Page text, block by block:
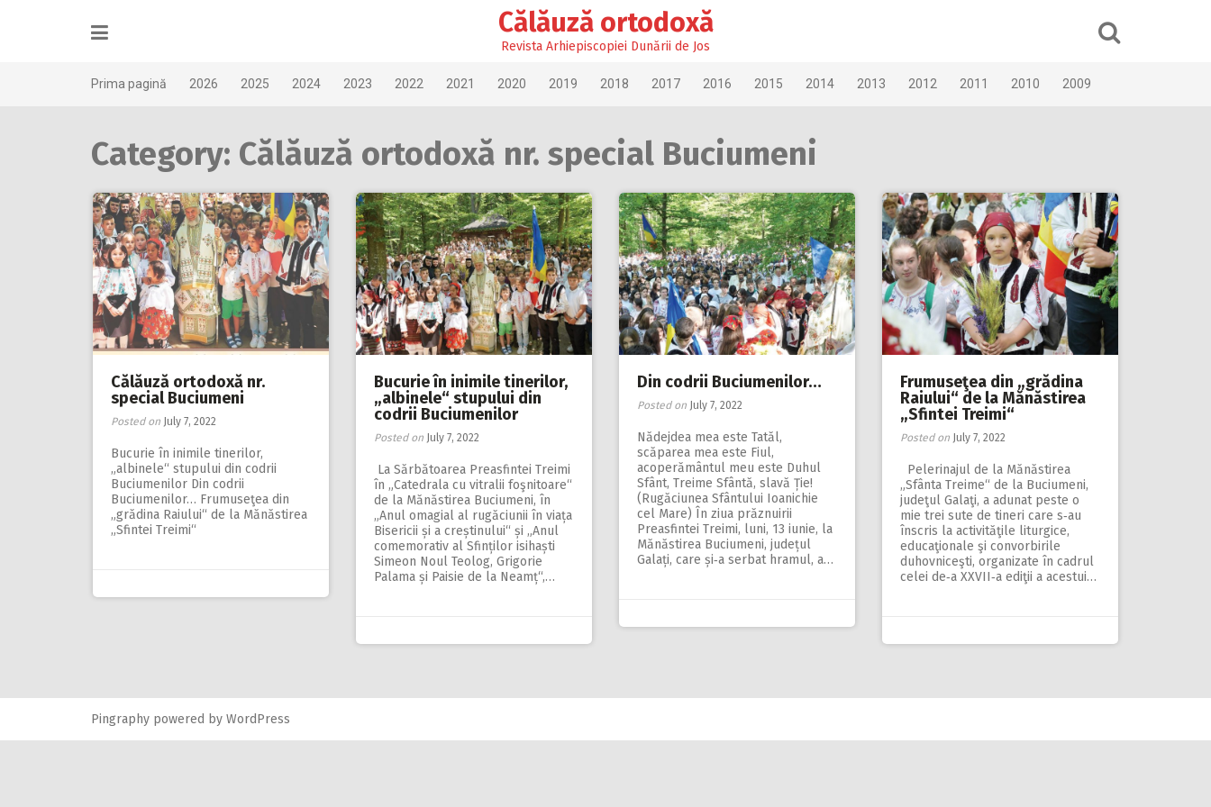
Călăuză ortodoxă
Revista Arhiepiscopiei Dunării de Jos
Prima pagină 2026 2025 2024 2023 2022 2021 2020 2019 2018 2017 2016 2015 2014 2013 2012 2011 2010 2009
Category: Călăuză ortodoxă nr. special Buciumeni
Călăuză ortodoxă nr.
special Buciumeni
Posted on July 7, 2022
Bucurie în inimile tinerilor,
„albinele“ stupului din codrii
Buciumenilor Din codrii
Buciumenilor… Frumuseţea din
„grădina Raiului“ de la Mănăstirea
„Sfintei Treimi“
Bucurie în inimile tinerilor,
„albinele“ stupului din
codrii Buciumenilor
Posted on July 7, 2022
La Sărbătoarea Preasfintei Treimi
în „Catedrala cu vitralii foşnitoare“
de la Mănăstirea Buciumeni, în
„Anul omagial al rugăciunii în viața
Bisericii și a creștinului“ și „Anul
comemorativ al Sfinților isihaști
Simeon Noul Teolog, Grigorie
Palama și Paisie de la Neamț“,…
Din codrii Buciumenilor…
Posted on July 7, 2022
Nădejdea mea este Tatăl,
scăparea mea este Fiul,
acoperământul meu este Duhul
Sfânt, Treime Sfântă, slavă Ție!
(Rugăciunea Sfântului Ioanichie
cel Mare) În ziua prăznuirii
Preasfintei Treimi, luni, 13 iunie, la
Mănăstirea Buciumeni, județul
Galați, care și‑a serbat hramul, a…
Frumuseţea din „grădina
Raiului“ de la Mănăstirea
„Sfintei Treimi“
Posted on July 7, 2022
Pelerinajul de la Mănăstirea
„Sfânta Treime“ de la Buciumeni,
judeţul Galaţi, a adunat peste o
mie trei sute de tineri care s‑au
înscris la activităţile liturgice,
educaţionale şi convorbirile
duhovniceşti, organizate în cadrul
celei de‑a XXVII‑a ediţii a acestui…
Pingraphy powered by WordPress